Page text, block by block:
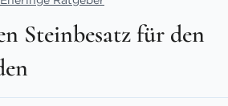
Steinbesatz für den